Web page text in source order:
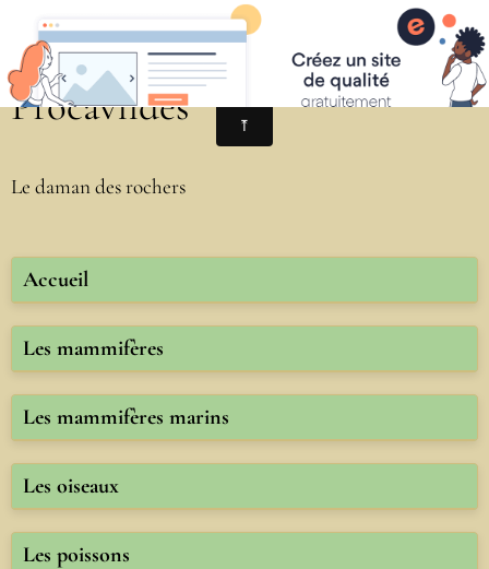
Procaviidés
Le daman des rochers
Accueil
Les mammifères
Les mammifères marins
Les oiseaux
Les poissons